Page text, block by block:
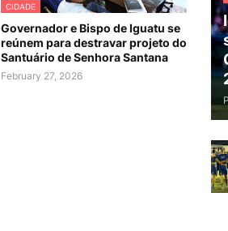
CIDADE
Governador e Bispo de Iguatu se
reúnem para destravar projeto do
Santuário de Senhora Santana
February 27, 2026